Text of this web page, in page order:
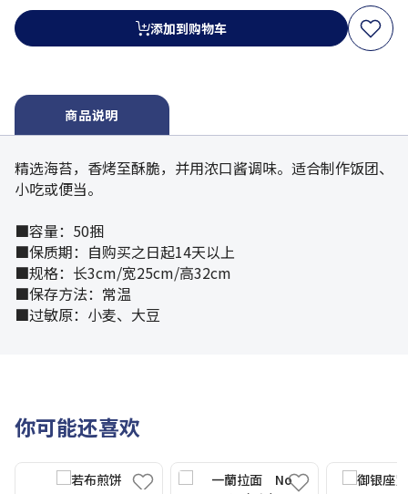
添加到购物车
商品说明
精选海苔，香烤至酥脆，并用浓口酱调味。适合制作饭团、
小吃或便当。
■容量：50捆
■保质期：自购买之日起14天以上
■规格：长3cm/宽25cm/高32cm
■保存方法：常温
■过敏原：小麦、大豆
你可能还喜欢